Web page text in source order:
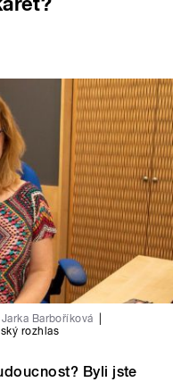
Barboříková
rozhlas
Byli jste